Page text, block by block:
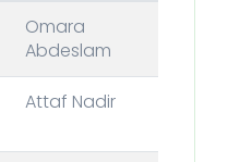
Omara
Abdeslam
Attaf Nadir